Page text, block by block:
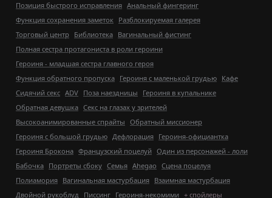
Позиция быстрого исправления Анальный фингеринг
Функция сохранения заметок Разблокируемая галерея
Торговый центр
Библиотека Вагинальный фистинг
Полная сестра протагониста в роли героини
Героиня - младшая сестра главного героя
Функция обратного пропуска Героиня с маленькой грудью Кафе
Сидячий секс ADV Поза наездницы
Героиня в купальнике
Обратная девушка Секс на глазах у зрителей
Высокоанимированные спрайты Обратный миссионер
Героиня с большой грудью Дефлорация Героиня-официантка
Героиня Брокона Французский поцелуй Один из персонажей - лоли
Бабочка Портреты сбоку Семья Ahegao Сцена поцелуя
Полиамория Вагинальная мастурбация Взаимная мастурбация
Двойной рукоблуд Писсинг Героиня-некомими + спойлеры